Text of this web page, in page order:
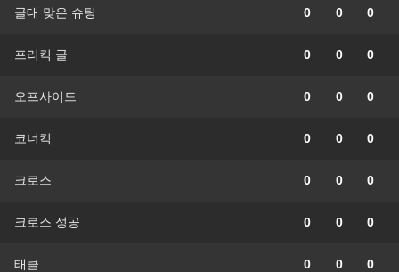
골대 맞은 슈팅 0 0 0
프리킥 골 0 0 0
오프사이드 0 0 0
코너킥 0 0 0
크로스 0 0 0
크로스 성공 0 0 0
태클 0 0 0